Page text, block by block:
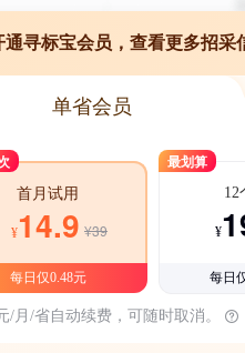
通寻标宝会员，查看更多招采
单省会员
首月试用
¥14.9 ¥39
每日仅0.48元
最划算
12
¥
每日
/月/省自动续费，可随时取消。